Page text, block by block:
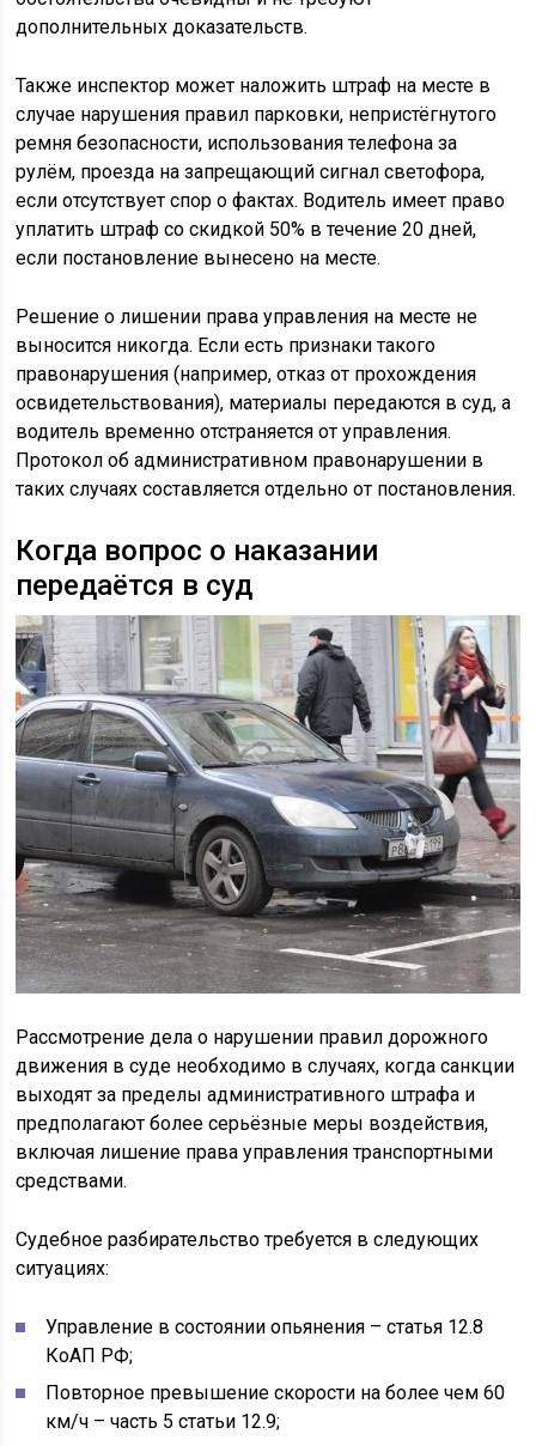
дополнительных доказательств.
Также инспектор может наложить штраф на месте в
случае нарушения правил парковки, непристёгнутого
ремня безопасности, использования телефона за
рулём, проезда на запрещающий сигнал светофора,
если отсутствует спор о фактах. Водитель имеет право
уплатить штраф со скидкой 50% в течение 20 дней,
если постановление вынесено на месте.
Решение о лишении права управления на месте не
выносится никогда. Если есть признаки такого
правонарушения (например, отказ от прохождения
освидетельствования), материалы передаются в суд, а
водитель временно отстраняется от управления.
Протокол об административном правонарушении в
таких случаях составляется отдельно от постановления.
Когда вопрос о наказании
передаётся в суд
Рассмотрение дела о нарушении правил дорожного
движения в суде необходимо в случаях, когда санкции
выходят за пределы административного штрафа и
предполагают более серьёзные меры воздействия,
включая лишение права управления транспортными
средствами.
Судебное разбирательство требуется в следующих
ситуациях:
Управление в состоянии опьянения – статья 12.8
КоАП РФ;
Повторное превышение скорости на более чем 60
км/ч – часть 5 статьи 12.9;